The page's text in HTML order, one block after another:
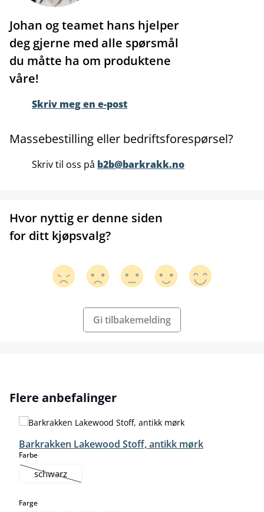
Johan og teamet hans hjelper
deg gjerne med alle spørsmål
du måtte ha om produktene
våre!
Skriv meg en e-post
Massebestilling eller bedriftsforespørsel?
Skriv til oss på b2b@barkrakk.no
Hvor nyttig er denne siden
for ditt kjøpsvalg?
Gi tilbakemelding
Hopp over produktgalleri
Flere anbefalinger
Barkrakken Lakewood Stoff, antikk mørk
Farbeselect
schwarz
(Dette alternativet er foreløpig ikke tilgjengelig.)
Fargeselect